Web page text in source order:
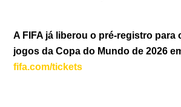
A FIFA já liberou o pré-registro
jogos da Copa do Mundo de 2026
fifa.com/tickets